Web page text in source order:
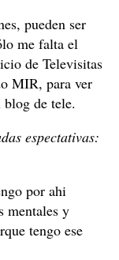
pueden ser
me falta el
de Televisitas
MIR, para ver
de tele.
espectativas:
por ahi
mentales y
tengo ese